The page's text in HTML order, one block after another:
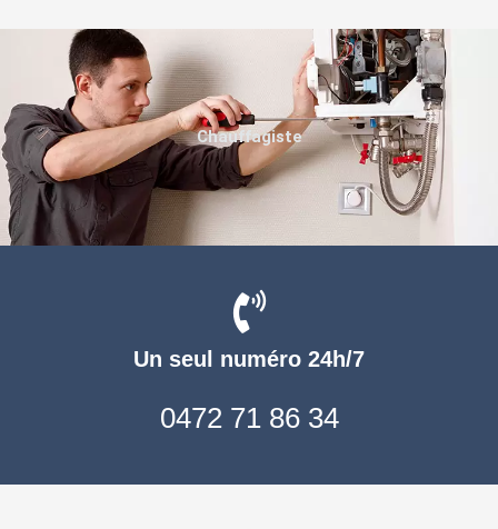
Un seul numéro 24h/7
0472 71 86 34
Chauffagiste